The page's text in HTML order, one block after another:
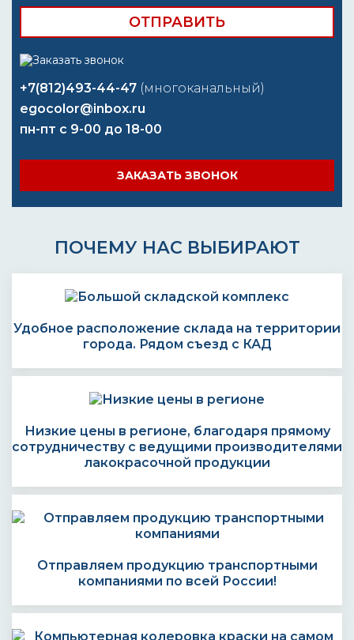
+7(812)493-44-47 (многоканальный)
egocolor@inbox.ru
пн-пт с 9-00 до 18-00
ЗАКАЗАТЬ ЗВОНОК
ПОЧЕМУ НАС ВЫБИРАЮТ
Удобное расположение склада на территории
города. Рядом съезд с КАД
Низкие цены в регионе, благодаря прямому
сотрудничеству с ведущими производителями
лакокрасочной продукции
Отправляем продукцию транспортными
компаниями по всей России!